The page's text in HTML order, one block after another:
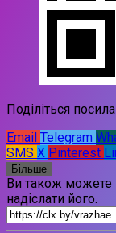
Поділіться
Email Telegram
SMS X Pinterest
Більше
Ви також можете
надіслати його.